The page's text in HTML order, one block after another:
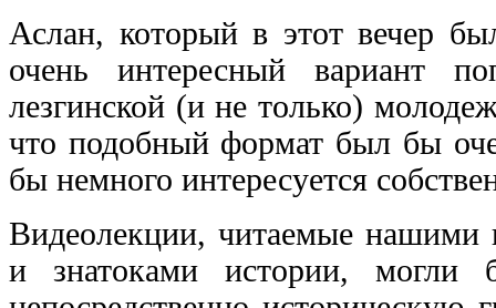
Аслан, который в этот вечер
очень интересный вариант
лезгинской (и не только)
что подобный формат был бы
бы немного интересуется
Видеолекции, читаемые нашими
и знатоками истории,